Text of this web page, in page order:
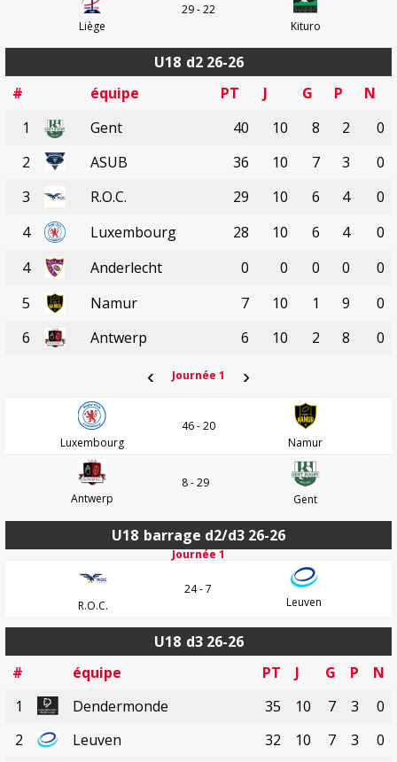
Liège
29 - 22
Kituro
U18 d2 26-26
#
équipe PT J G P
N
1
Gent 40 10 8 2
0
2
ASUB 36 10 7 3
0
3
R.O.C. 29 10 6 4
0
4
Luxembourg 28 10 6 4
0
4
Anderlecht 0 0 0 0
0
5
Namur 7 10 1 9
0
6
Antwerp 6 10 2 8 0
‹ Journée 1 ›
Luxembourg
46 - 20
Namur
Antwerp
8 - 29
Gent
U18 barrage d2/d3 26-26
Journée 1
R.O.C.
24 - 7
Leuven
U18 d3 26-26
#
équipe PT J G P
N
1
Dendermonde 35 10 7 3
0
2
Leuven 32 10 7 3 0